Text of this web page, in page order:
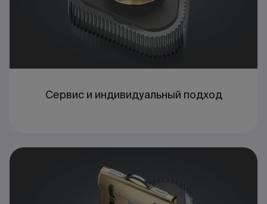
Сервис и индивидуальный подход